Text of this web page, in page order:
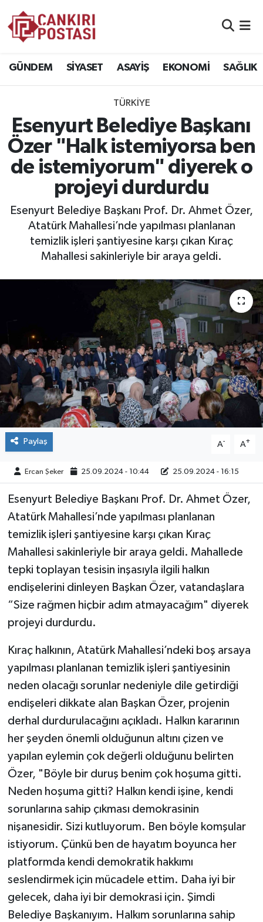
GÜNDEM SİYASET ASAYİŞ EKONOMİ SAĞLIK
TÜRKİYE
Esenyurt Belediye Başkanı
Özer "Halk istemiyorsa ben
de istemiyorum" diyerek o
projeyi durdurdu
Esenyurt Belediye Başkanı Prof. Dr. Ahmet Özer,
Atatürk Mahallesi’nde yapılması planlanan
temizlik işleri şantiyesine karşı çıkan Kıraç
Mahallesi sakinleriyle bir araya geldi.
Paylaş A- A+
Ercan Şeker 25.09.2024 - 10:44 25.09.2024 - 16:15
Esenyurt Belediye Başkanı Prof. Dr. Ahmet Özer,
Atatürk Mahallesi’nde yapılması planlanan
temizlik işleri şantiyesine karşı çıkan Kıraç
Mahallesi sakinleriyle bir araya geldi. Mahallede
tepki toplayan tesisin inşasıyla ilgili halkın
endişelerini dinleyen Başkan Özer, vatandaşlara
“Size rağmen hiçbir adım atmayacağım" diyerek
projeyi durdurdu.
Kıraç halkının, Atatürk Mahallesi’ndeki boş arsaya
yapılması planlanan temizlik işleri şantiyesinin
neden olacağı sorunlar nedeniyle dile getirdiği
endişeleri dikkate alan Başkan Özer, projenin
derhal durdurulacağını açıkladı. Halkın kararının
her şeyden önemli olduğunun altını çizen ve
yapılan eylemin çok değerli olduğunu belirten
Özer, "Böyle bir duruş benim çok hoşuma gitti.
Neden hoşuma gitti? Halkın kendi işine, kendi
sorunlarına sahip çıkması demokrasinin
nişanesidir. Sizi kutluyorum. Ben böyle komşular
istiyorum. Çünkü ben de hayatım boyunca her
platformda kendi demokratik hakkımı
seslendirmek için mücadele ettim. Daha iyi bir
gelecek, daha iyi bir demokrasi için. Şimdi
Belediye Başkanıyım. Halkım sorunlarına sahip
EKONOMİ
SAĞLIK
SPOR
EĞİTİM
YAŞAM
RESMİ İLANLAR
KÜLTÜR
TURİZM
MAGAZİN
BİLİM&TEKNOLOJİ
TÜRKİYE
DÜNYA
Trafik Durumu
Süper Lig Puan Durumu ve Fikstür
Tüm Manşetler
Son Dakika Haberleri
Haber Arşivi